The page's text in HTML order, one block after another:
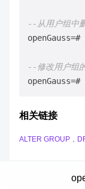
--从用户组中
openGauss=#
--修改用户组
openGauss=#
相关链接
ALTER GROUP ，